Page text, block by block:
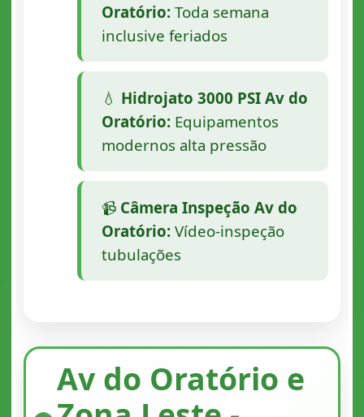
Oratório:Toda semana
inclusive feriados
💧 Hidrojato 3000 PSI Av do
Oratório:Equipamentos
modernos alta pressão
📹 Câmera Inspeção Av do
Oratório:Vídeo-inspeção
tubulações
Av do Oratório e